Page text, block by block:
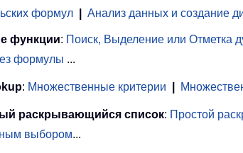
формул
Анализ данных и создание
функции: Поиск, Выделение или Отметка
формулы ...
: Множественные критерии
раскрывающийся список: Простой
выбором...